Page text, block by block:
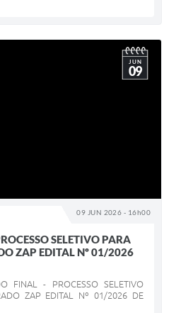
09 JUN 2026 - 16h00
JUN
09
SELETIVO PARA
ZAP EDITAL Nº 01/2026
FINAL - PROCESSO SELETIVO
ZAP EDITAL Nº 01/2026 DE